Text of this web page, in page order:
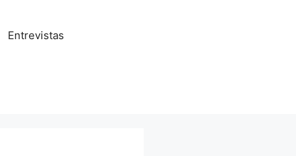
Entrevistas